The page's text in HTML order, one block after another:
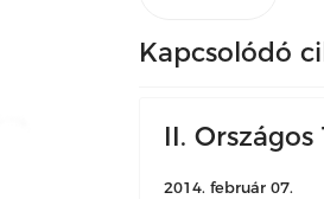
Kapcsolódó
II.
2014. február 07.